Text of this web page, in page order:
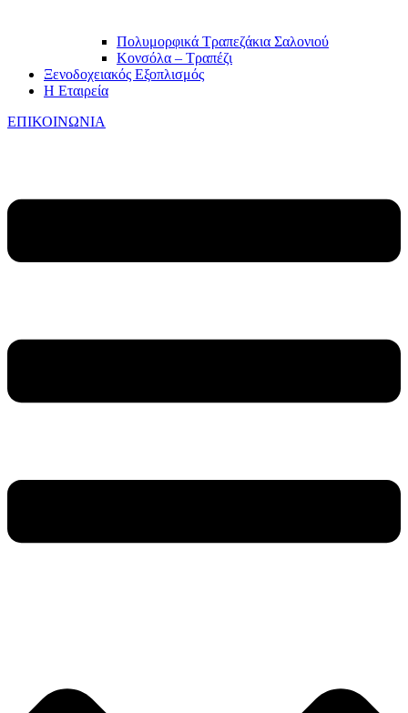
Πολυμορφικά Τραπεζάκια Σαλονιού
Κονσόλα – Τραπέζι
Ξενοδοχειακός Εξοπλισμός
Η Εταιρεία
ΕΠΙΚΟΙΝΩΝΙΑ